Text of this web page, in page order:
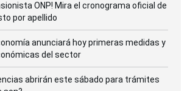
ONP! Mira el cronograma oficial de
por apellido
anunciará hoy primeras medidas y
del sector
abrirán este sábado para trámites